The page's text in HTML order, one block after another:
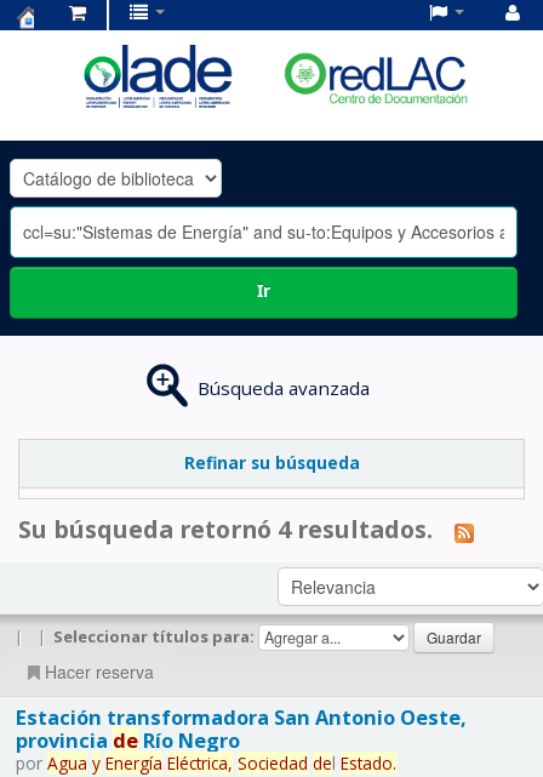
OLADE
-
Ir
Búsqueda avanzada
Refinar su búsqueda
Su búsqueda retornó 4 resultados.
| | Seleccionar títulos para:
Hacer reserva
Estación transformadora San Antonio Oeste,
provincia deRío Negro
por Agua y Energía Eléctrica, Sociedad del Estado.